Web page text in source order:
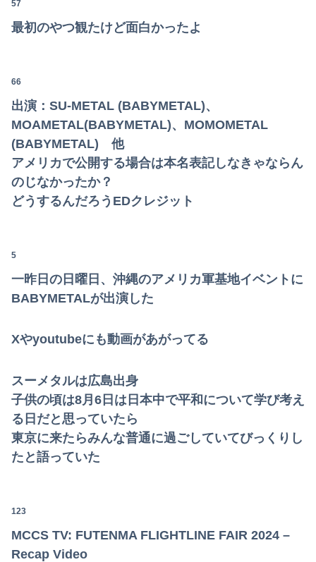
57
最初のやつ観たけど面白かったよ
66
出演：SU-METAL (BABYMETAL)、
MOAMETAL(BABYMETAL)、MOMOMETAL
(BABYMETAL) 他
アメリカで公開する場合は本名表記しなきゃならん
のじなかったか？
どうするんだろうEDクレジット
5
一昨日の日曜日、沖縄のアメリカ軍基地イベントに
BABYMETALが出演した
Xやyoutubeにも動画があがってる
スーメタルは広島出身
子供の頃は8月6日は日本中で平和について学び考え
る日だと思っていたら
東京に来たらみんな普通に過ごしていてびっくりし
たと語っていた
123
MCCS TV: FUTENMA FLIGHTLINE FAIR 2024 –
Recap Video